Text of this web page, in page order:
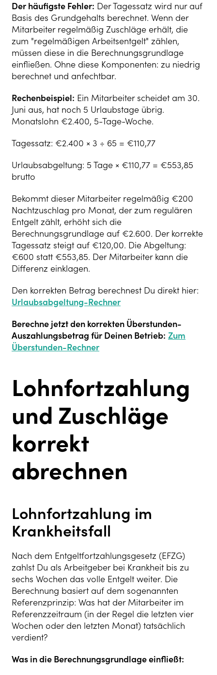
Der häufigste Fehler: Der Tagessatz wird nur auf
Basis des Grundgehalts berechnet. Wenn der
Mitarbeiter regelmäßig Zuschläge erhält, die
zum "regelmäßigen Arbeitsentgelt" zählen,
müssen diese in die Berechnungsgrundlage
einfließen. Ohne diese Komponenten: zu niedrig
berechnet und anfechtbar.
Rechenbeispiel: Ein Mitarbeiter scheidet am 30.
Juni aus, hat noch 5 Urlaubstage übrig.
Monatslohn €2.400, 5-Tage-Woche.
Tagessatz: €2.400 × 3 ÷ 65 = €110,77
Urlaubsabgeltung: 5 Tage × €110,77 = €553,85
brutto
Bekommt dieser Mitarbeiter regelmäßig €200
Nachtzuschlag pro Monat, der zum regulären
Entgelt zählt, erhöht sich die
Berechnungsgrundlage auf €2.600. Der korrekte
Tagessatz steigt auf €120,00. Die Abgeltung:
€600 statt €553,85. Der Mitarbeiter kann die
Differenz einklagen.
Den korrekten Betrag berechnest Du direkt hier:
Urlaubsabgeltung-Rechner
Berechne jetzt den korrekten Überstunden-
Auszahlungsbetrag für Deinen Betrieb: Zum
Überstunden-Rechner
Lohnfortzahlung
und Zuschläge
korrekt
abrechnen
Lohnfortzahlung im
Krankheitsfall
Nach dem Entgeltfortzahlungsgesetz (EFZG)
zahlst Du als Arbeitgeber bei Krankheit bis zu
sechs Wochen das volle Entgelt weiter. Die
Berechnung basiert auf dem sogenannten
Referenzprinzip: Was hat der Mitarbeiter im
Referenzzeitraum (in der Regel die letzten vier
Wochen oder den letzten Monat) tatsächlich
verdient?
Was in die Berechnungsgrundlage einfließt: